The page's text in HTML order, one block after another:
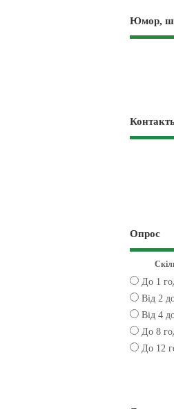
Юмор,
Опрос
До 1
Від 2
Від 4
До 8
До 12